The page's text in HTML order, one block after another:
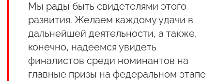
Мы рады быть свидетелями этого
развития. Желаем каждому удачи в
дальнейшей деятельности, а также,
конечно, надеемся увидеть
финалистов среди номинантов на
главные призы на федеральном этапе